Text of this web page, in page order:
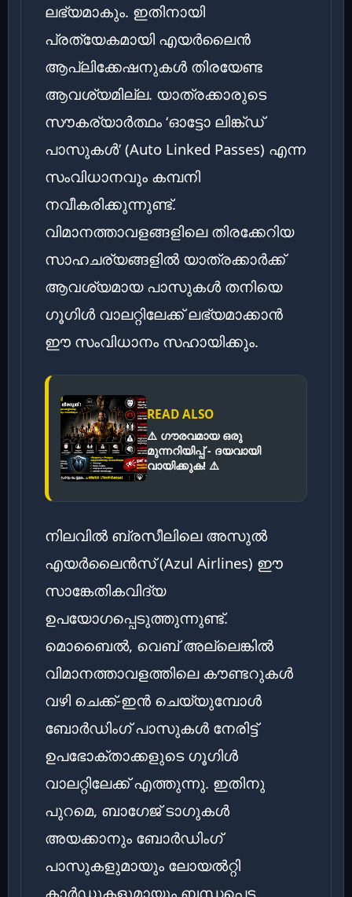
ലഭ്യമാകും. ഇതിനായി
പ്രത്യേകമായി എയർലൈൻ
ആപ്ലിക്കേഷനുകൾ തിരയേണ്ട
ആവശ്യമില്ല. യാത്രക്കാരുടെ
സൗകര്യാർത്ഥം ‘ഓട്ടോ ലിങ്ക്ഡ്
പാസുകൾ’ (Auto Linked Passes) എന്ന
സംവിധാനവും കമ്പനി
നവീകരിക്കുന്നുണ്ട്.
വിമാനത്താവളങ്ങളിലെ തിരക്കേറിയ
സാഹചര്യങ്ങളിൽ യാത്രക്കാർക്ക്
ആവശ്യമായ പാസുകൾ തനിയെ
ഗൂഗിൾ വാലറ്റിലേക്ക് ലഭ്യമാക്കാൻ
ഈ സംവിധാനം സഹായിക്കും.
READ ALSO
⚠️ ഗൗരവമായ ഒരു
മുന്നറിയിപ്പ് - ദയവായി
വായിക്കുക! ⚠️
നിലവിൽ ബ്രസീലിലെ അസുൽ
എയർലൈൻസ് (Azul Airlines) ഈ
സാങ്കേതികവിദ്യ
ഉപയോഗപ്പെടുത്തുന്നുണ്ട്.
മൊബൈൽ, വെബ് അല്ലെങ്കിൽ
വിമാനത്താവളത്തിലെ കൗണ്ടറുകൾ
വഴി ചെക്ക്-ഇൻ ചെയ്യുമ്പോൾ
ബോർഡിംഗ് പാസുകൾ നേരിട്ട്
ഉപഭോക്താക്കളുടെ ഗൂഗിൾ
വാലറ്റിലേക്ക് എത്തുന്നു. ഇതിനു
പുറമെ, ബാഗേജ് ടാഗുകൾ
അയക്കാനും ബോർഡിംഗ്
പാസുകളുമായും ലോയൽറ്റി
കാർഡുകളുമായും ബന്ധപ്പെട്ട